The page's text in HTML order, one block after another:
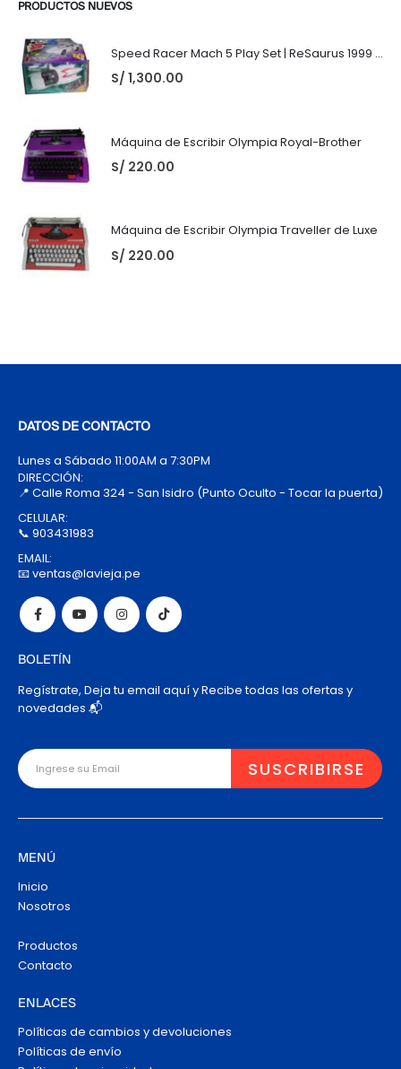
PRODUCTOS NUEVOS
Speed Racer Mach 5 Play Set | ReSaurus 1999 | Meteoro
S/ 1,300.00
Máquina de Escribir Olympia Royal-Brother
S/ 220.00
Máquina de Escribir Olympia Traveller de Luxe
S/ 220.00
DATOS DE CONTACTO
Lunes a Sábado 11:00AM a 7:30PM
DIRECCIÓN:
📍 Calle Roma 324 - San Isidro (Punto Oculto - Tocar la puerta)
CELULAR:
📞 903431983
EMAIL:
📧 ventas@lavieja.pe
BOLETÍN
Regístrate, Deja tu email aquí y Recibe todas las ofertas y
novedades 📬
MENÚ
Inicio
Nosotros
Productos
Contacto
ENLACES
Políticas de cambios y devoluciones
Políticas de envío